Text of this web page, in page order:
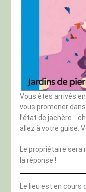
Vous êtes arrivés
vous promener
l’état de jachère…
allez à votre guise.
Le propriétaire sera
la réponse !
Le lieu est en